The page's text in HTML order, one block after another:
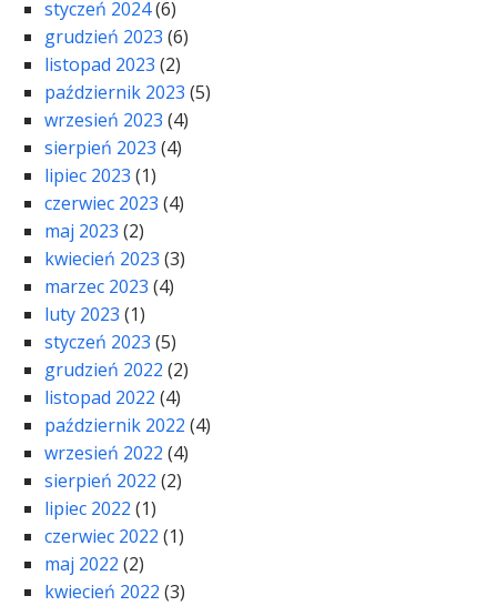
styczeń 2024(6)
grudzień 2023 (6)
listopad 2023 (2)
październik 2023 (5)
wrzesień 2023 (4)
sierpień 2023 (4)
lipiec 2023 (1)
czerwiec 2023 (4)
maj 2023 (2)
kwiecień 2023 (3)
marzec 2023 (4)
luty 2023 (1)
styczeń 2023 (5)
grudzień 2022 (2)
listopad 2022 (4)
październik 2022 (4)
wrzesień 2022 (4)
sierpień 2022 (2)
lipiec 2022 (1)
czerwiec 2022 (1)
maj 2022 (2)
kwiecień 2022 (3)